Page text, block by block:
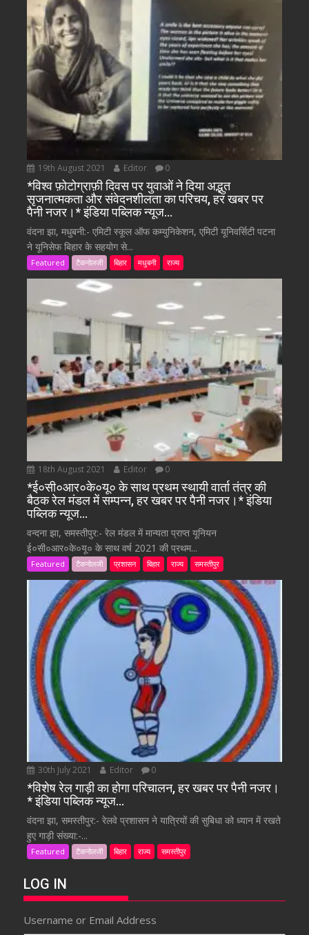
19th August 2021 Editor 0
*विश्व फ़ोटोग्राफ़ी दिवस पर युवाओं ने दिया अद्भुत
सृजनात्मकता और संवेदनशीलता का परिचय, हर खबर पर
पैनी नजर।* इंडिया पब्लिक न्यूज…
वंदना झा, मधुबनी:- एमिटी स्कूल ऑफ कम्युनिकेशन, एमिटी यूनिवर्सिटी पटना
ने यूनिसेफ बिहार के सहयोग से...
Featured टैकनोलजी बिहार मधुबनी राज्य
18th August 2021 Editor 0
*ई०सी०आर०के०यू० के साथ प्रथम स्थायी वार्ता तंत्र की
बैठक रेल मंडल में सम्पन्न, हर खबर पर पैनी नजर।* इंडिया
पब्लिक न्यूज…
वन्दना झा, समस्तीपुर:- रेल मंडल में मान्यता प्राप्त यूनियन
ई०सी०आर०के०यू० के साथ वर्ष 2021 की प्रथम...
Featured टैकनोलजी प्रशासन बिहार राज्य समस्तीपुर
30th July 2021 Editor 0
*विशेष रेल गाड़ी का होगा परिचालन, हर खबर पर पैनी नजर।
* इंडिया पब्लिक न्यूज…
वंदना झा, समस्तीपुर:- रेलवे प्रशासन ने यात्रियों की सुबिधा को ध्यान में रखते
हुए गाड़ी संख्या:-...
Featured टैकनोलजी बिहार राज्य समस्तीपुर
LOG IN
Username or Email Address